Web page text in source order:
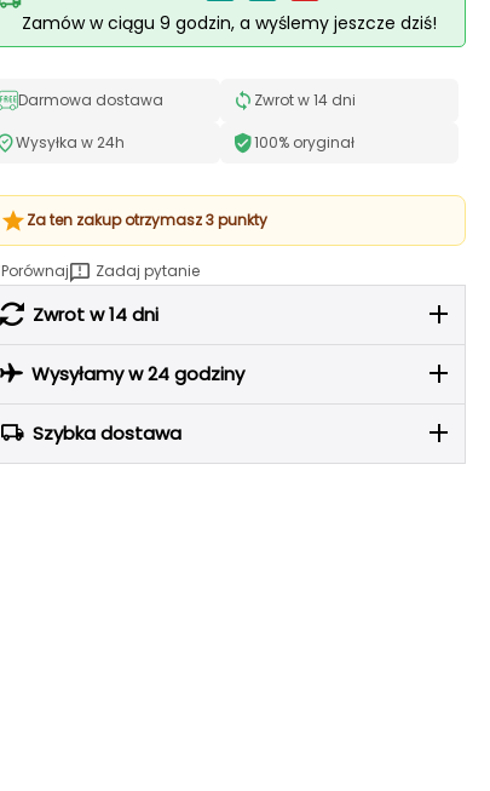
Zamów w ciągu 9 godzin, a wyślemy jeszcze dziś!
Darmowa dostawa Zwrot w 14 dni
Wysyłka w 24h 100% oryginał
Za ten zakup otrzymasz 3 punkty
Porównaj Zadaj pytanie
Zwrot w 14 dni
Wysyłamy w 24 godziny
Szybka dostawa